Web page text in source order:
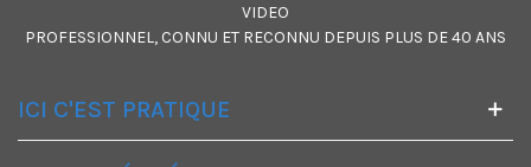
VIDEO
PROFESSIONNEL, CONNU ET RECONNU DEPUIS PLUS DE 40 ANS
ICI C'EST PRATIQUE